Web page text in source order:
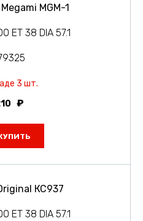
MGM-1
ET 38 DIA 57.1
3 шт.
КС937
ET 38 DIA 57.1